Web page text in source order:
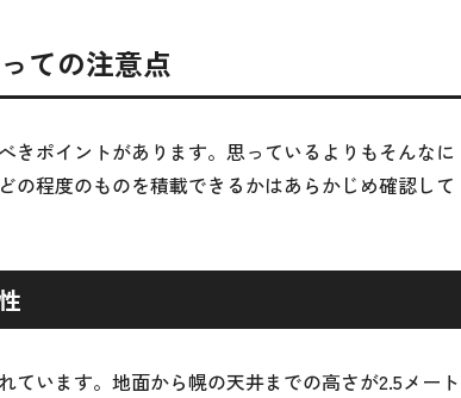
ての注意点
きポイントがあります。思っているよりもそんなに
の程度のものを積載できるかはあらかじめ確認して
います。地面から幌の天井までの高さが2.5メート